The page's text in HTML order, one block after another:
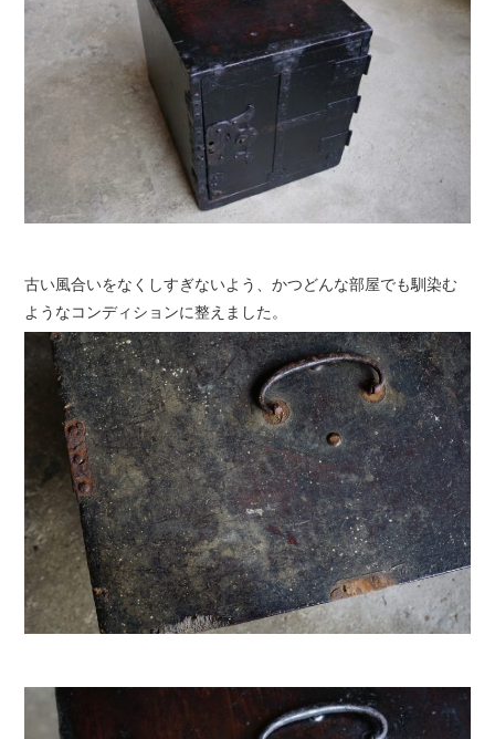
古い風合いをなくしすぎないよう、かつどんな部屋でも馴染む
ようなコンディションに整えました。